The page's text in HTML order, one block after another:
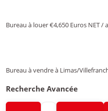
Bureau à louer€4,650 Euros NET /
Bureau à vendre à Limas/
Recherche Avancée